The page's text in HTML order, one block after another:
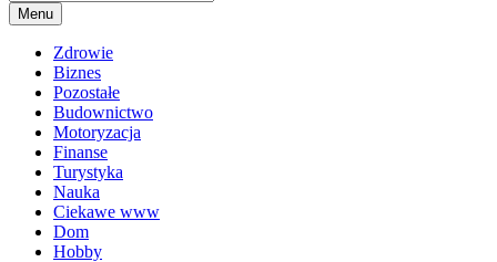
Menu Przejdź
do
treści
Zdrowie
Biznes
Pozostałe
Budownictwo
Motoryzacja
Finanse
Turystyka
Nauka
Ciekawe www
Dom
Hobby